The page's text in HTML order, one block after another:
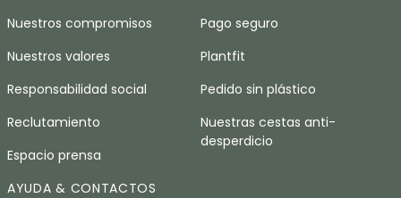
Nuestros compromisos
Nuestros valores
Responsabilidad social
Reclutamiento
Espacio prensa
Pago seguro
Plantfit
Pedido sin plástico
Nuestras cestas anti-
desperdicio
AYUDA & CONTACTOS